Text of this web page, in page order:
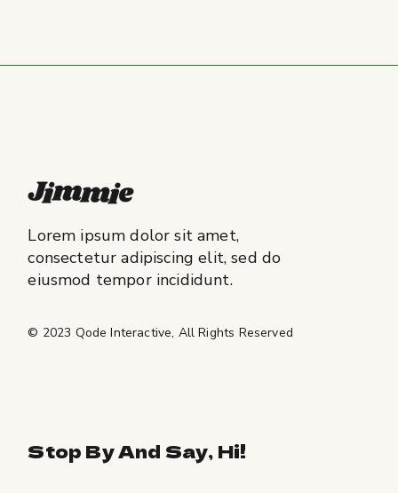
Lorem ipsum dolor sit amet,
consectetur adipiscing elit, sed do
eiusmod tempor incididunt.
© 2023 Qode Interactive, All Rights Reserved
Stop By And Say, Hi!